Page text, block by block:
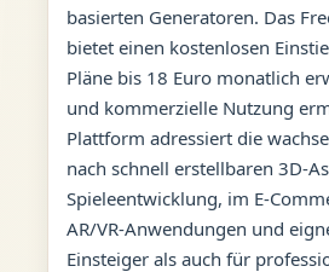
basierten Generatoren. Das
bietet einen kostenlosen
Pläne bis 18 Euro monatlich
und kommerzielle Nutzung
Plattform adressiert die
nach schnell erstellbaren 3D-
Spieleentwicklung, im E-
AR/VR-Anwendungen und
Einsteiger als auch für